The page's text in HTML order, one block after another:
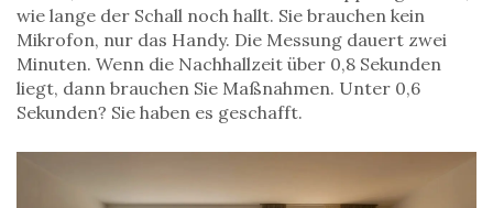
wie lange der Schall noch hallt. Sie brauchen kein
Mikrofon, nur das Handy. Die Messung dauert zwei
Minuten. Wenn die Nachhallzeit über 0,8 Sekunden
liegt, dann brauchen Sie Maßnahmen. Unter 0,6
Sekunden? Sie haben es geschafft.